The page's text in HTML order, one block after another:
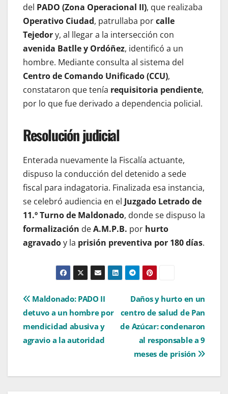
del PADO (Zona Operacional II), que realizaba
Operativo Ciudad, patrullaba porcalle
Tejedory, al llegar a la intersección con
avenida Batlle y Ordóñez, identificó a un
hombre. Mediante consulta al sistema del
Centro de Comando Unificado (CCU),
constataron que tenía requisitoria pendiente,
por lo que fue derivado a dependencia policial.
Resolución judicial
Enterada nuevamente la Fiscalía actuante,
dispuso la conducción del detenido a sede
fiscal para indagatoria. Finalizada esa instancia,
se celebró audiencia en el Juzgado Letrado de
11.º Turno de Maldonado, donde se dispuso la
formalización deA.M.P.B. por hurto
agravadoy la prisión preventiva por 180 días.
Navegación
de
entradas
Daños y hurto en un
centro de salud de Pan
de Azúcar: condenaron
al responsable a 9
meses de prisión
Maldonado: PADO II
detuvo a un hombre por
mendicidad abusiva y
agravio a la autoridad